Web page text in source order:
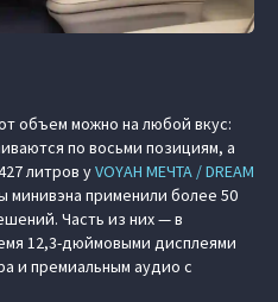
объем можно на любой вкус:
по восьми позициям, а
литров уVOYAH МЕЧТА / DREAM
минивэна применили более 50
Часть из них — в
12,3-дюймовыми дисплеями
и премиальным аудио с